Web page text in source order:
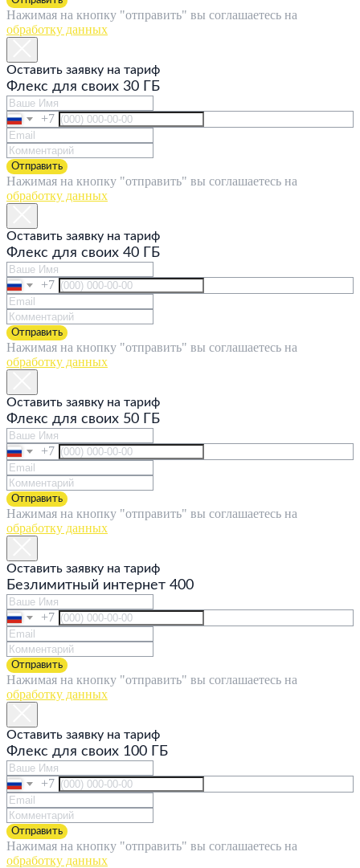
Нажимая на кнопку "отправить" вы соглашаетесь на
обработку данных
Оставить заявку на тариф
Флекс для своих 30 ГБ
+7
Отправить
Нажимая на кнопку "отправить" вы соглашаетесь на
обработку данных
Оставить заявку на тариф
Флекс для своих 40 ГБ
+7
Отправить
Нажимая на кнопку "отправить" вы соглашаетесь на
обработку данных
Оставить заявку на тариф
Флекс для своих 50 ГБ
+7
Отправить
Нажимая на кнопку "отправить" вы соглашаетесь на
обработку данных
Оставить заявку на тариф
Безлимитный интернет 400
+7
Отправить
Нажимая на кнопку "отправить" вы соглашаетесь на
обработку данных
Оставить заявку на тариф
Флекс для своих 100 ГБ
+7
Отправить
Нажимая на кнопку "отправить" вы соглашаетесь на
обработку данных